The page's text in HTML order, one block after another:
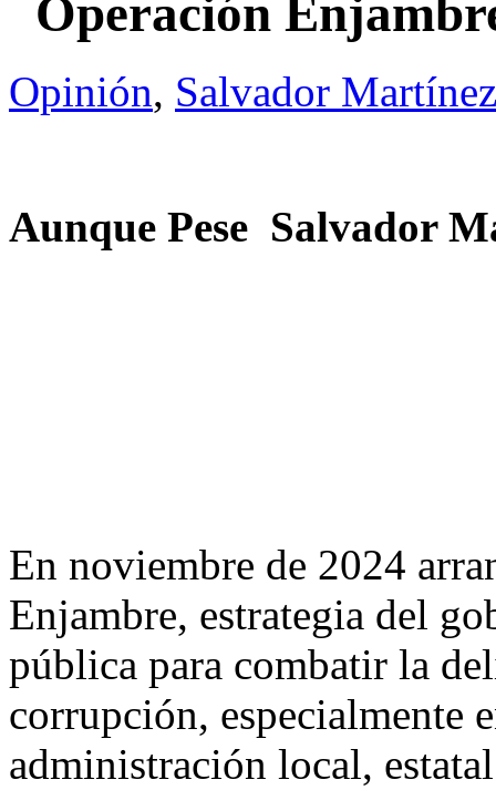
Operación
Opinión, Salvador
Aunque Pese Salvador
En noviembre de 2024
Enjambre, estrategia del
pública para combatir la
corrupción, especialmente
administración local,